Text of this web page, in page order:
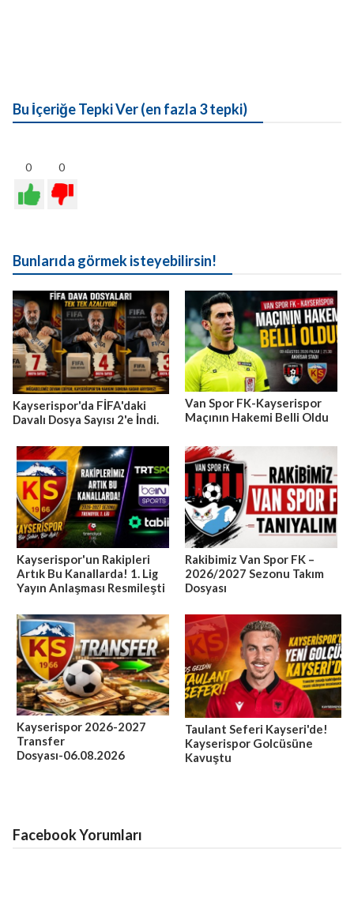
Bu İçeriğe Tepki Ver (en fazla 3 tepki)
0 0
Bunlarıda görmek isteyebilirsin!
Kayserispor'da FİFA'daki
Davalı Dosya Sayısı 2'e İndi.
Van Spor FK-Kayserispor
Maçının Hakemi Belli Oldu
Kayserispor'un Rakipleri
Artık Bu Kanallarda! 1. Lig
Yayın Anlaşması Resmileşti
Rakibimiz Van Spor FK –
2026/2027 Sezonu Takım
Dosyası
Kayserispor 2026-2027
Transfer
Dosyası-06.08.2026
Taulant Seferi Kayseri'de!
Kayserispor Golcüsüne
Kavuştu
Facebook Yorumları